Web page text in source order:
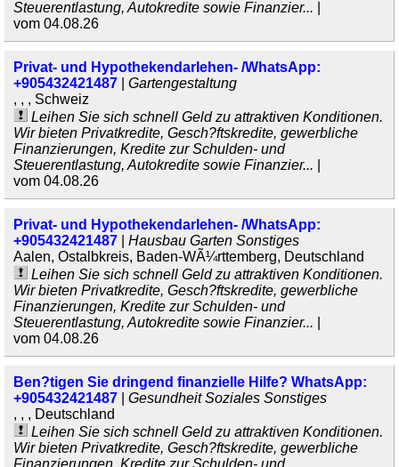
Steuerentlastung, Autokredite sowie Finanzier...
vom 04.08.26
Privat- und Hypothekendarlehen- /WhatsApp:
+905432421487
Gartengestaltung
, , , Schweiz
Leihen Sie sich schnell Geld zu attraktiven Konditionen.
Wir bieten Privatkredite, Gesch?ftskredite, gewerbliche
Finanzierungen, Kredite zur Schulden- und
Steuerentlastung, Autokredite sowie Finanzier...
vom 04.08.26
Privat- und Hypothekendarlehen- /WhatsApp:
+905432421487
Hausbau Garten Sonstiges
Aalen, Ostalbkreis, Baden-WÃ¼rttemberg, Deutschland
Leihen Sie sich schnell Geld zu attraktiven Konditionen.
Wir bieten Privatkredite, Gesch?ftskredite, gewerbliche
Finanzierungen, Kredite zur Schulden- und
Steuerentlastung, Autokredite sowie Finanzier...
vom 04.08.26
Ben?tigen Sie dringend finanzielle Hilfe? WhatsApp:
+905432421487
Gesundheit Soziales Sonstiges
, , , Deutschland
Leihen Sie sich schnell Geld zu attraktiven Konditionen.
Wir bieten Privatkredite, Gesch?ftskredite, gewerbliche
Finanzierungen, Kredite zur Schulden- und